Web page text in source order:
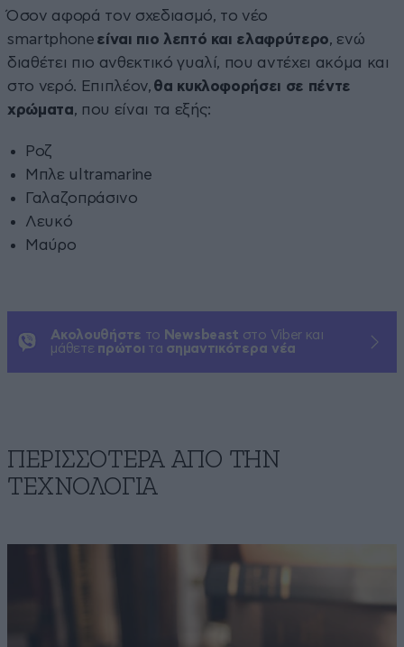
Όσον αφορά τον σχεδιασμό, το νέο
smartphone είναι πιο λεπτό και ελαφρύτερο, ενώ
διαθέτει πιο ανθεκτικό γυαλί, που αντέχει ακόμα και
στο νερό. Επιπλέον, θα κυκλοφορήσει σε πέντε
χρώματα, που είναι τα εξής:
Ροζ
Μπλε ultramarine
Γαλαζοπράσινο
Λευκό
Μαύρο
Ακολουθήστε το Newsbeast στο Viber και
μάθετε πρώτοι τα σημαντικότερα νέα
ΠΕΡΙΣΣΟΤΕΡΑ ΑΠΟ ΤΗΝ
ΤΕΧΝΟΛΟΓΙΑ